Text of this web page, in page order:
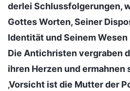
derlei Schlussfolgerungen,
Gottes Worten, Seiner
Identität und Seinem
Die Antichristen vergraben
ihren Herzen und ermahnen
‚Vorsicht ist die Mutter der